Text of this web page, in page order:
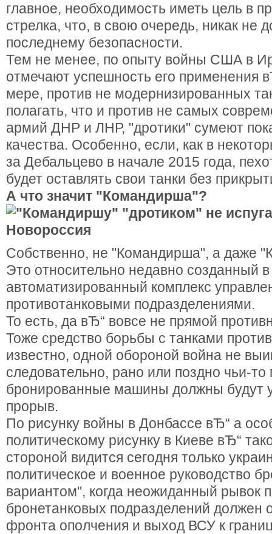
главное, необходимость иметь цель в
стрелка, что, в свою очередь, никак не
последнему безопасности.
Тем не менее, по опыту войны США в
отмечают успешность его применения
мере, против не модернизированных
полагать, что и против не самых
армий ДНР и ЛНР, "дротики" сумеют
качества. Особенно, если, как в
за Дебальцево в начале 2015 года,
будет оставлять свои танки без
А что значит "Командирша"?
Собственно, не "Командирша", а даже
Это относительно недавно созданный
автоматизированный комплекс
противотанковыми подразделениями.
То есть, да вЂ“ вовсе не прямой
Тоже средство борьбы с танками
известно, одной обороной война не
следовательно, рано или поздно чьи-то
бронированные машины должны будут
прорыв.
По рисунку войны в Донбассе вЂ“ а
политическому рисунку в Киеве вЂ“
стороной видится сегодня только
политическое и военное руководство
вариантом", когда неожиданный рывок
бронетанковых подразделений должен
фронта ополчения и выход ВСУ к